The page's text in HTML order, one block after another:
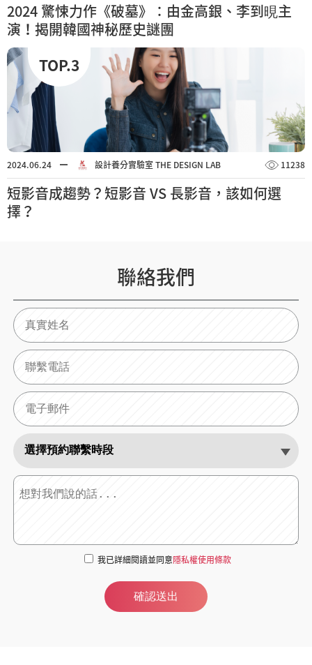
2024 驚悚力作《破墓》：由金高銀、李到晛主
演！揭開韓國神秘歷史謎團
TOP.3
短影音成趨勢？短影音 VS 長影音，該如何選
擇？
2024.06.24 設計養分實驗室 THE DESIGN LAB 11238
聯絡我們
我已詳細閱讀並同意隱私權使用條款
確認送出